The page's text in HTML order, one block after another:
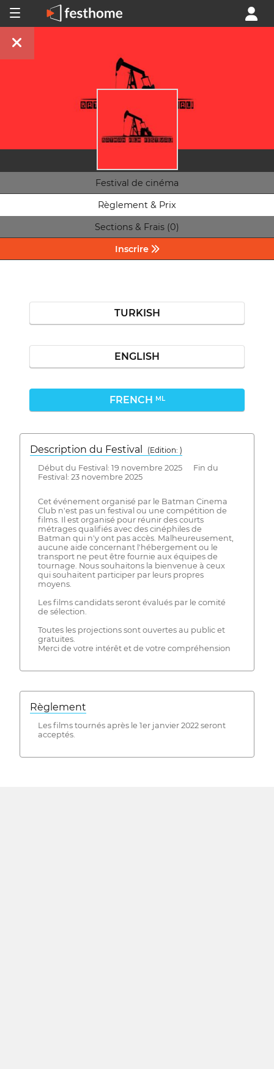
Festival de cinéma
Règlement & Prix
Sections & Frais (0)
Inscrire
TURKISH
ENGLISH
FRENCH ML
Description du Festival
( Edition: )
Début du Festival: 19 novembre 2025 Fin du
Festival: 23 novembre 2025
Cet événement organisé par le Batman Cinema
Club n'est pas un festival ou une compétition de
films. Il est organisé pour réunir des courts
métrages qualifiés avec des cinéphiles de
Batman qui n'y ont pas accès. Malheureusement,
aucune aide concernant l'hébergement ou le
transport ne peut être fournie aux équipes de
tournage. Nous souhaitons la bienvenue à ceux
qui souhaitent participer par leurs propres
moyens.
Les films candidats seront évalués par le comité
de sélection.
Toutes les projections sont ouvertes au public et
gratuites.
Merci de votre intérêt et de votre compréhension
Règlement
Les films tournés après le 1er janvier 2022 seront
acceptés.